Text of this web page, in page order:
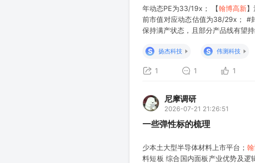
年动态PE为33/19x； 【翰博高新
前市值对应动态估值为38/29x； #
保持满产状态，且部分产品线有望
S
扬杰科技 S 伟测科技
1 1 1
尼摩调研
2026-07-21 21:26:51
一些弹性标的梳理
少本土大型半导体材料上市平台；
料短板 综合国内面板产业优势及逻